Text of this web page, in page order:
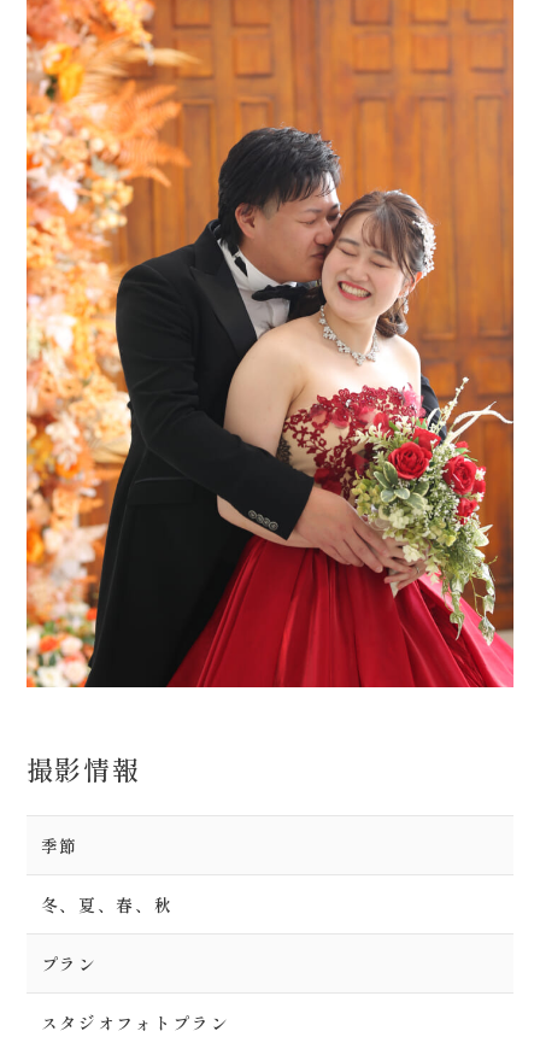
撮影情報
季節
冬、夏、春、秋
プラン
スタジオフォトプラン